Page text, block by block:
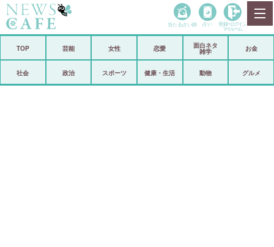
政治
当たる占い師 占い 登録• ログイン
マイルーム
TOP 芸能 女性 恋愛
面白ネタ
雑学
お金
社会 政治 スポーツ 健康・生活 動物 グルメ